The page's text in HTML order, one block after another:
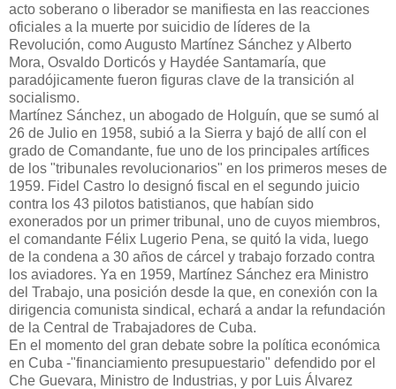
acto soberano o liberador se manifiesta en las reacciones
oficiales a la muerte por suicidio de líderes de la
Revolución, como Augusto Martínez Sánchez y Alberto
Mora, Osvaldo Dorticós y Haydée Santamaría, que
paradójicamente fueron figuras clave de la transición al
socialismo.
Martínez Sánchez, un abogado de Holguín, que se sumó al
26 de Julio en 1958, subió a la Sierra y bajó de allí con el
grado de Comandante, fue uno de los principales artífices
de los "tribunales revolucionarios" en los primeros meses de
1959. Fidel Castro lo designó fiscal en el segundo juicio
contra los 43 pilotos batistianos, que habían sido
exonerados por un primer tribunal, uno de cuyos miembros,
el comandante Félix Lugerio Pena, se quitó la vida, luego
de la condena a 30 años de cárcel y trabajo forzado contra
los aviadores. Ya en 1959, Martínez Sánchez era Ministro
del Trabajo, una posición desde la que, en conexión con la
dirigencia comunista sindical, echará a andar la refundación
de la Central de Trabajadores de Cuba.
En el momento del gran debate sobre la política económica
en Cuba -"financiamiento presupuestario" defendido por el
Che Guevara, Ministro de Industrias, y por Luis Álvarez